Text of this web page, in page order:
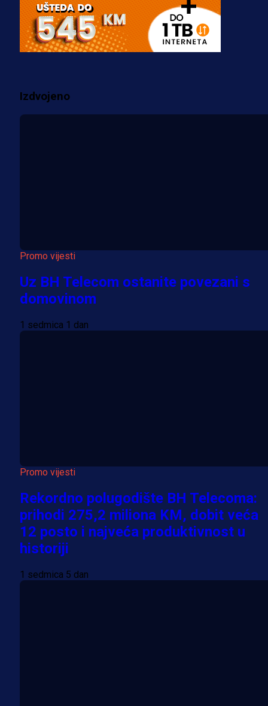
Misimović priveden: SIPA ga tereti
za pranje novca, pretresaju
prostorije FK Borac!
Više vijesti
Izdvojeno
Promo vijesti
Uz BH Telecom ostanite povezani s
domovinom
1 sedmica 1 dan
Promo vijesti
Rekordno polugodište BH Telecoma:
prihodi 275,2 miliona KM, dobit veća
12 posto i najveća produktivnost u
historiji
1 sedmica 5 dan